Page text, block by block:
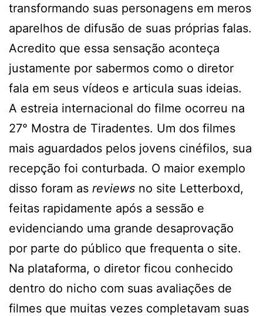
transformando suas personagens em meros
aparelhos de difusão de suas próprias falas.
Acredito que essa sensação aconteça
justamente por sabermos como o diretor
fala em seus vídeos e articula suas ideias.
A estreia internacional do filme ocorreu na
27° Mostra de Tiradentes. Um dos filmes
mais aguardados pelos jovens cinéfilos, sua
recepção foi conturbada. O maior exemplo
disso foram as reviews no site Letterboxd,
feitas rapidamente após a sessão e
evidenciando uma grande desaprovação
por parte do público que frequenta o site.
Na plataforma, o diretor ficou conhecido
dentro do nicho com suas avaliações de
filmes que muitas vezes completavam suas